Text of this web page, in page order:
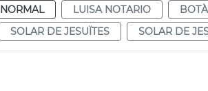
NORMAL LUISA NOTARIO
SOLAR DE JESUÏTES SOLAR DE